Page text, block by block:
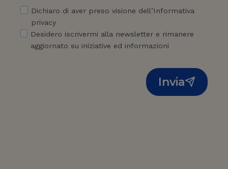
Dichiaro di aver preso visione dell’Informativa
privacy
Desidero iscrivermi alla newsletter e rimanere
aggiornato su iniziative ed informazioni
Invia